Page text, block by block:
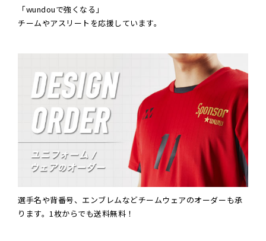
「wundouで強くなる」
チームやアスリートを応援しています。
選手名や背番号、エンブレムなどチームウェアのオーダーも承
ります。1枚からでも送料無料！